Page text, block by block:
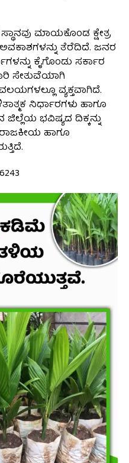
ಮಾಯಕೊಂಡ ಕ್ಷೇತ್ರ
ತೆರೆದಿದೆ. ಜನರ
ಕೈಗೊಂಡು ಸರ್ಕಾರ
ಸೇತುವೆಯಾಗಿ
ವ್ಯಕ್ತವಾಗಿದೆ.
ನಿರ್ಧಾರಗಳು ಹಾಗೂ
ಭವಿಷ್ಯದ ದಿಕ್ಕನ್ನು
ಹಾಗೂ